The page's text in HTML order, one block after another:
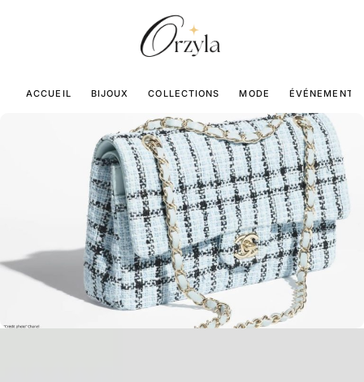
ACCUEIL BIJOUX COLLECTIONS MODE ÉVÉNEMENTS